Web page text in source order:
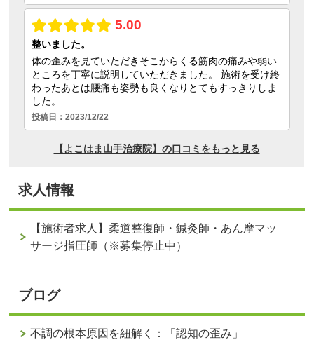
求人情報
【施術者求人】柔道整復師・鍼灸師・あん摩マッ
サージ指圧師（※募集停止中）
ブログ
不調の根本原因を紐解く：「認知の歪み」